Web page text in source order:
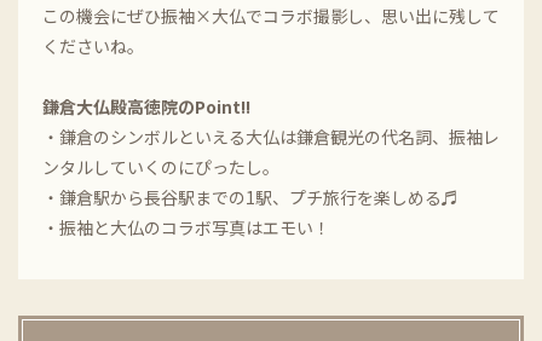
この機会にぜひ振袖×大仏でコラボ撮影し、思い出に残して
くださいね。
鎌倉大仏殿高徳院のPoint!!
・鎌倉のシンボルといえる大仏は鎌倉観光の代名詞、振袖レ
ンタルしていくのにぴったし。
・鎌倉駅から長谷駅までの1駅、プチ旅行を楽しめる♬
・振袖と大仏のコラボ写真はエモい！